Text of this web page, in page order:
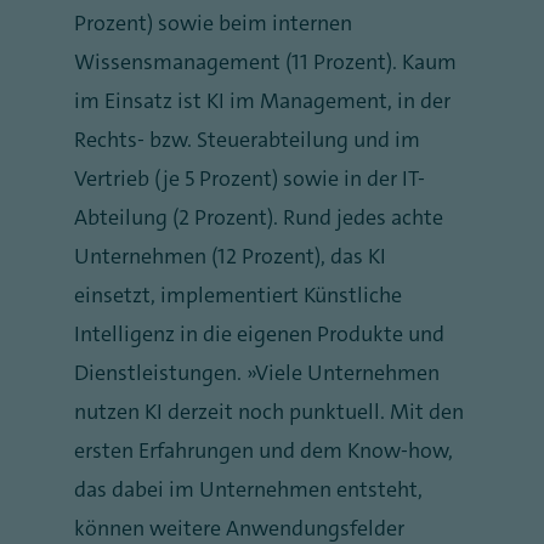
Prozent) sowie beim internen
Wissensmanagement (11 Prozent). Kaum
im Einsatz ist KI im Management, in der
Rechts- bzw. Steuerabteilung und im
Vertrieb (je 5 Prozent) sowie in der IT-
Abteilung (2 Prozent). Rund jedes achte
Unternehmen (12 Prozent), das KI
einsetzt, implementiert Künstliche
Intelligenz in die eigenen Produkte und
Dienstleistungen. „Viele Unternehmen
nutzen KI derzeit noch punktuell. Mit den
ersten Erfahrungen und dem Know-how,
das dabei im Unternehmen entsteht,
können weitere Anwendungsfelder